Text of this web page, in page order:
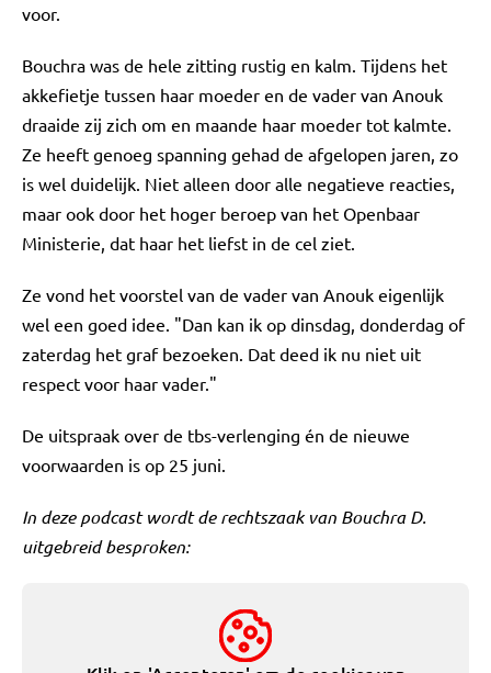
voor.
Bouchra was de hele zitting rustig en kalm. Tijdens het
akkefietje tussen haar moeder en de vader van Anouk
draaide zij zich om en maande haar moeder tot kalmte.
Ze heeft genoeg spanning gehad de afgelopen jaren, zo
is wel duidelijk. Niet alleen door alle negatieve reacties,
maar ook door het hoger beroep van het Openbaar
Ministerie, dat haar het liefst in de cel ziet.
Ze vond het voorstel van de vader van Anouk eigenlijk
wel een goed idee. "Dan kan ik op dinsdag, donderdag of
zaterdag het graf bezoeken. Dat deed ik nu niet uit
respect voor haar vader."
De uitspraak over de tbs-verlenging én de nieuwe
voorwaarden is op 25 juni.
In deze podcast wordt de rechtszaak van Bouchra D.
uitgebreid besproken: